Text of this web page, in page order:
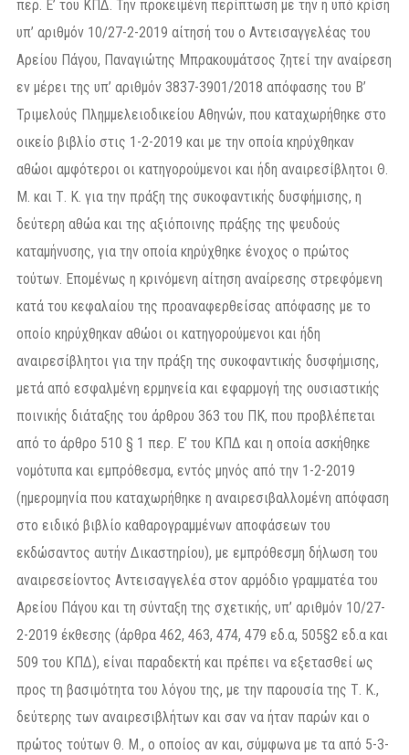
περ. Ε’ του ΚΠΔ. Την προκειμένη περίπτωση με την η υπό κρίση
υπ’ αριθμόν 10/27-2-2019 αίτησή του ο Αντεισαγγελέας του
Αρείου Πάγου, Παναγιώτης Μπρακουμάτσος ζητεί την αναίρεση
εν μέρει της υπ’ αριθμόν 3837-3901/2018 απόφασης του Β’
Τριμελούς Πλημμελειοδικείου Αθηνών, που καταχωρήθηκε στο
οικείο βιβλίο στις 1-2-2019 και με την οποία κηρύχθηκαν
αθώοι αμφότεροι οι κατηγορούμενοι και ήδη αναιρεσίβλητοι Θ.
Μ. και Τ. Κ. για την πράξη της συκοφαντικής δυσφήμισης, η
δεύτερη αθώα και της αξιόποινης πράξης της ψευδούς
καταμήνυσης, για την οποία κηρύχθηκε ένοχος ο πρώτος
τούτων. Επομένως η κρινόμενη αίτηση αναίρεσης στρεφόμενη
κατά του κεφαλαίου της προαναφερθείσας απόφασης με το
οποίο κηρύχθηκαν αθώοι οι κατηγορούμενοι και ήδη
αναιρεσίβλητοι για την πράξη της συκοφαντικής δυσφήμισης,
μετά από εσφαλμένη ερμηνεία και εφαρμογή της ουσιαστικής
ποινικής διάταξης του άρθρου 363 του ΠΚ, που προβλέπεται
από το άρθρο 510 § 1 περ. Ε’ του ΚΠΔ και η οποία ασκήθηκε
νομότυπα και εμπρόθεσμα, εντός μηνός από την 1-2-2019
(ημερομηνία που καταχωρήθηκε η αναιρεσιβαλλομένη απόφαση
στο ειδικό βιβλίο καθαρογραμμένων αποφάσεων του
εκδώσαντος αυτήν Δικαστηρίου), με εμπρόθεσμη δήλωση του
αναιρεσείοντος Αντεισαγγελέα στον αρμόδιο γραμματέα του
Αρείου Πάγου και τη σύνταξη της σχετικής, υπ’ αριθμόν 10/27-
2-2019 έκθεσης (άρθρα 462, 463, 474, 479 εδ.α, 505§2 εδ.α και
509 του ΚΠΔ), είναι παραδεκτή και πρέπει να εξετασθεί ως
προς τη βασιμότητα του λόγου της, με την παρουσία της Τ. Κ.,
δεύτερης των αναιρεσιβλήτων και σαν να ήταν παρών και ο
πρώτος τούτων Θ. Μ., ο οποίος αν και, σύμφωνα με τα από 5-3-